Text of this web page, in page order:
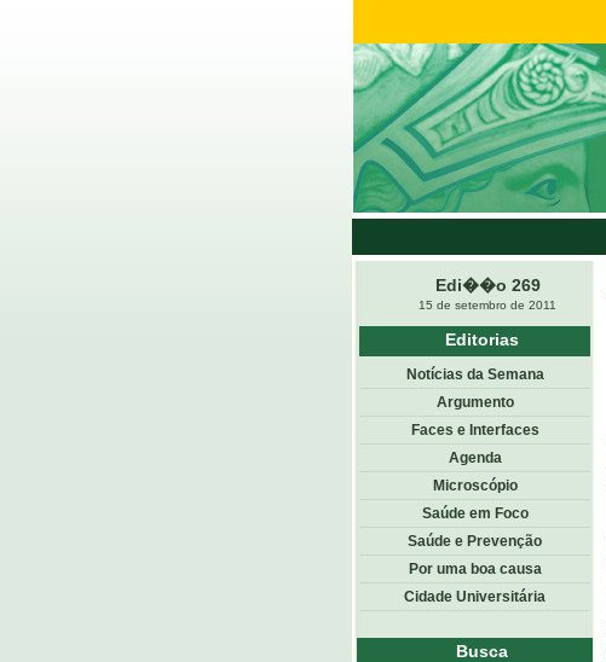
Edi��o 269
15 de setembro de 2011
Editorias
Notícias da Semana
Argumento
Faces e Interfaces
Agenda
Microscópio
Saúde em Foco
Saúde e Prevenção
Por uma boa causa
Cidade Universitária
Busca